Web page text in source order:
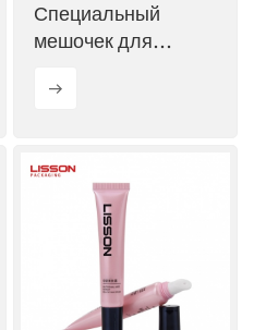
Специальный
мешочек для
туши и ресниц с